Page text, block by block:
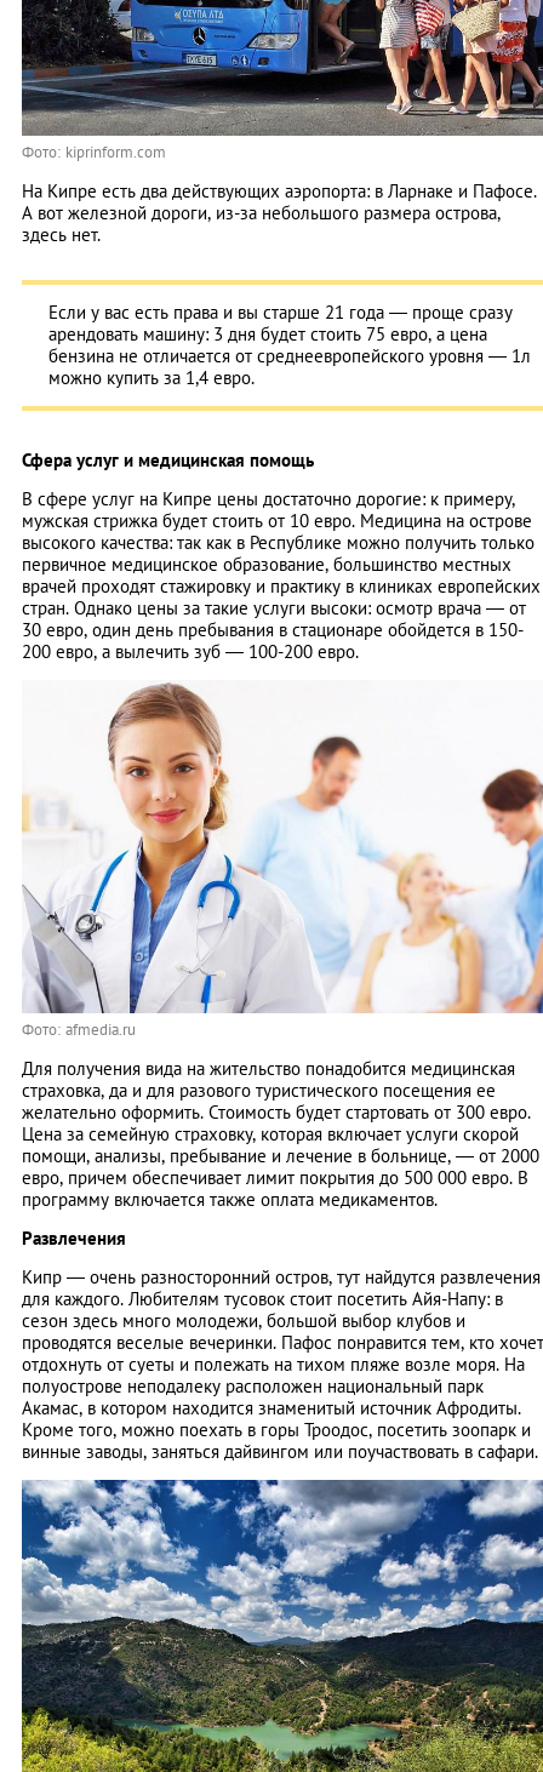
Фото: kiprinform.com
На Кипре есть два действующих аэропорта: в Ларнаке и Пафосе.
А вот железной дороги, из-за небольшого размера острова,
здесь нет.
Если у вас есть права и вы старше 21 года — проще сразу
арендовать машину: 3 дня будет стоить 75 евро, а цена
бензина не отличается от среднеевропейского уровня — 1л
можно купить за 1,4 евро.
Сфера услуг и медицинская помощь
В сфере услуг на Кипре цены достаточно дорогие: к примеру,
мужская стрижка будет стоить от 10 евро. Медицина на острове
высокого качества: так как в Республике можно получить только
первичное медицинское образование, большинство местных
врачей проходят стажировку и практику в клиниках европейских
стран. Однако цены за такие услуги высоки: осмотр врача — от
30 евро, один день пребывания в стационаре обойдется в 150-
200 евро, а вылечить зуб — 100-200 евро.
Фото: afmedia.ru
Для получения вида на жительство понадобится медицинская
страховка, да и для разового туристического посещения ее
желательно оформить. Стоимость будет стартовать от 300 евро.
Цена за семейную страховку, которая включает услуги скорой
помощи, анализы, пребывание и лечение в больнице, — от 2000
евро, причем обеспечивает лимит покрытия до 500 000 евро. В
программу включается также оплата медикаментов.
Развлечения
Кипр — очень разносторонний остров, тут найдутся развлечения
для каждого. Любителям тусовок стоит посетить Айя-Напу: в
сезон здесь много молодежи, большой выбор клубов и
проводятся веселые вечеринки. Пафос понравится тем, кто хочет
отдохнуть от суеты и полежать на тихом пляже возле моря. На
полуострове неподалеку расположен национальный парк
Акамас, в котором находится знаменитый источник Афродиты.
Кроме того, можно поехать в горы Троодос, посетить зоопарк и
винные заводы, заняться дайвингом или поучаствовать в сафари.